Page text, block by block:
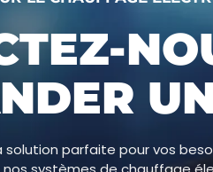
solution parfaite pour vos